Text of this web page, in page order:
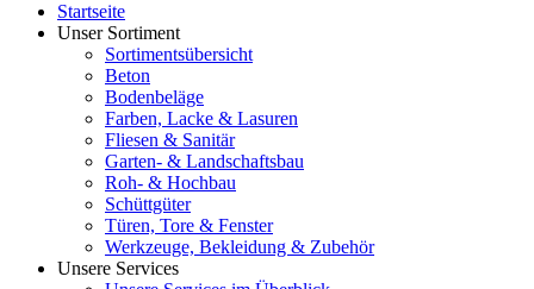
Startseite
Unser Sortiment
Sortimentsübersicht
Beton
Bodenbeläge
Farben, Lacke & Lasuren
Fliesen & Sanitär
Garten- & Landschaftsbau
Roh- & Hochbau
Schüttgüter
Türen, Tore & Fenster
Werkzeuge, Bekleidung & Zubehör
Unsere Services